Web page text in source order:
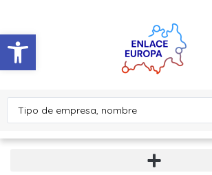
Abrir barra de herramientas